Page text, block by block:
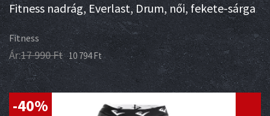
Fitness nadrág, Everlast, Drum, női, fekete-sárga
Fitness
Ár:17 990Ft 10 794Ft
-40%